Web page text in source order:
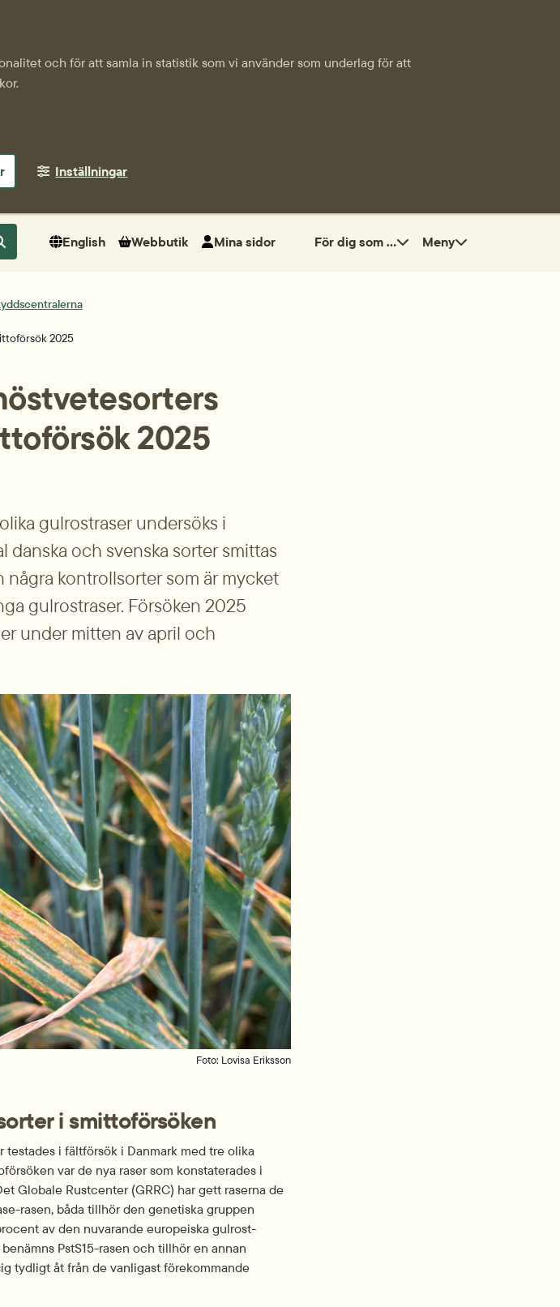
och för att samla in statistik som vi använder som underlag för att
Inställningar
English Webbutik Mina sidor För dig som ... Meny
2025
2025
gulrostraser undersöks i
och svenska sorter smittas
kontrollsorter som är mycket
gulrostraser. Försöken 2025
under mitten av april och
Foto: Lovisa Eriksson
i smittoförsöken
i fältförsök i Danmark med tre olika
var de nya raser som konstaterades i
Globale Rustcenter (GRRC) har gett raserna de
rasen, båda tillhör den genetiska gruppen
av den nuvarande europeiska gulrost­
PstS15-rasen och tillhör en annan
tydligt åt från de vanligast förekommande